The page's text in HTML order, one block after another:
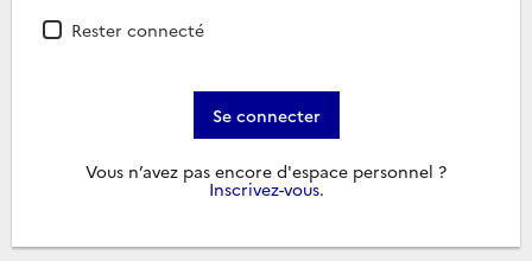
Rester connecté
Se connecter
Vous n’avez pas encore d'espace personnel ?
Inscrivez-vous.